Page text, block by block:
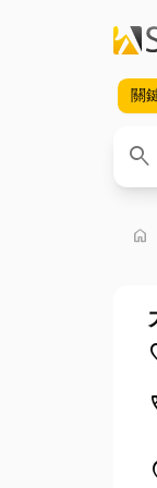
關
search
關
home